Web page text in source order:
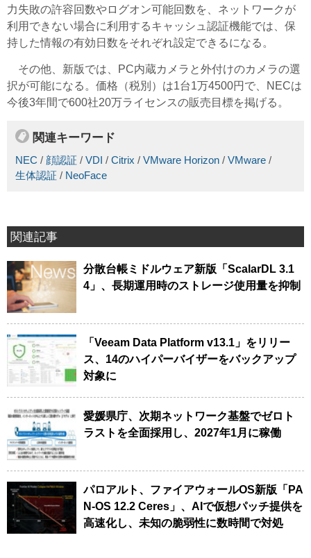
力失敗の許容回数やログオン可能回数を、ネットワークが
利用できない場合に利用するキャッシュ認証機能では、保
持した情報の有効日数をそれぞれ設定できるになる。
その他、新版では、PC内蔵カメラと外付けのカメラの選
択が可能になる。価格（税別）は1台1万4500円で、NECは
今後3年間で600社20万ライセンスの販売目標を掲げる。
関連キーワード
NEC / 顔認証 / VDI / Citrix / VMware Horizon / VMware /
生体認証 / NeoFace
関連記事
分散台帳ミドルウェア新版「ScalarDL 3.1
4」、長期運用時のストレージ使用量を抑制
「Veeam Data Platform v13.1」をリリー
ス、14のハイパーバイザーをバックアップ
対象に
愛媛県庁、次期ネットワーク基盤でゼロト
ラストを全面採用し、2027年1月に稼働
パロアルト、ファイアウォールOS新版「PA
N-OS 12.2 Ceres」、AIで仮想パッチ提供を
高速化し、未知の脆弱性に数時間で対処